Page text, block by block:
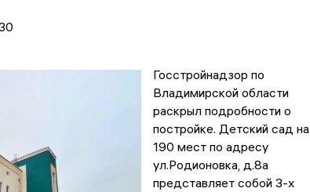
Госстройнадзор по
Владимирской области
раскрыл подробности о
постройке. Детский сад на
190 мест по адресу
ул.Родионовка, д.8а
представляет собой 3-х